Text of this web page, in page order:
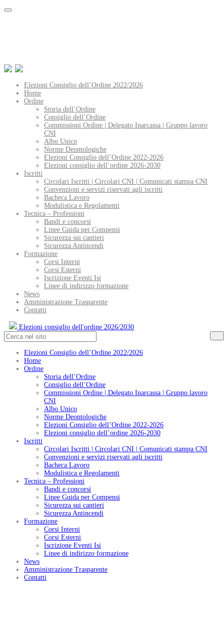
Elezioni Consiglio dell’Ordine 2022/2026
Home
Ordine
Storia dell’Ordine
Consiglio dell’Ordine
Commissioni Ordine | Delegato Inarcassa | Gruppo lavoro
CNI
Albo Unico
Norme Deontologiche
Elezioni Consiglio dell’Ordine 2022-2026
Elezioni consiglio dell’ordine 2026-2030
Iscritti
Circolari Iscritti | Circolari CNI | Comunicati stampa CNI
Convenzioni e servizi riservati agli iscritti
Bacheca Lavoro
Modulistica e Regolamenti
Tecnica – Professioni
Bandi e concorsi
Linee Guida per Compensi
Sicurezza sui cantieri
Sicurezza Antincendi
Formazione
Corsi Interni
Corsi Esterni
Iscrizione Eventi Isi
Linee di indirizzo formazione
News
Amministrazione Trasparente
Contatti
Elezioni consiglio dell'ordine 2026/2030
Elezioni Consiglio dell’Ordine 2022/2026
Home
Ordine
Storia dell’Ordine
Consiglio dell’Ordine
Commissioni Ordine | Delegato Inarcassa | Gruppo lavoro
CNI
Albo Unico
Norme Deontologiche
Elezioni Consiglio dell’Ordine 2022-2026
Elezioni consiglio dell’ordine 2026-2030
Iscritti
Circolari Iscritti | Circolari CNI | Comunicati stampa CNI
Convenzioni e servizi riservati agli iscritti
Bacheca Lavoro
Modulistica e Regolamenti
Tecnica – Professioni
Bandi e concorsi
Linee Guida per Compensi
Sicurezza sui cantieri
Sicurezza Antincendi
Formazione
Corsi Interni
Corsi Esterni
Iscrizione Eventi Isi
Linee di indirizzo formazione
News
Amministrazione Trasparente
Contatti